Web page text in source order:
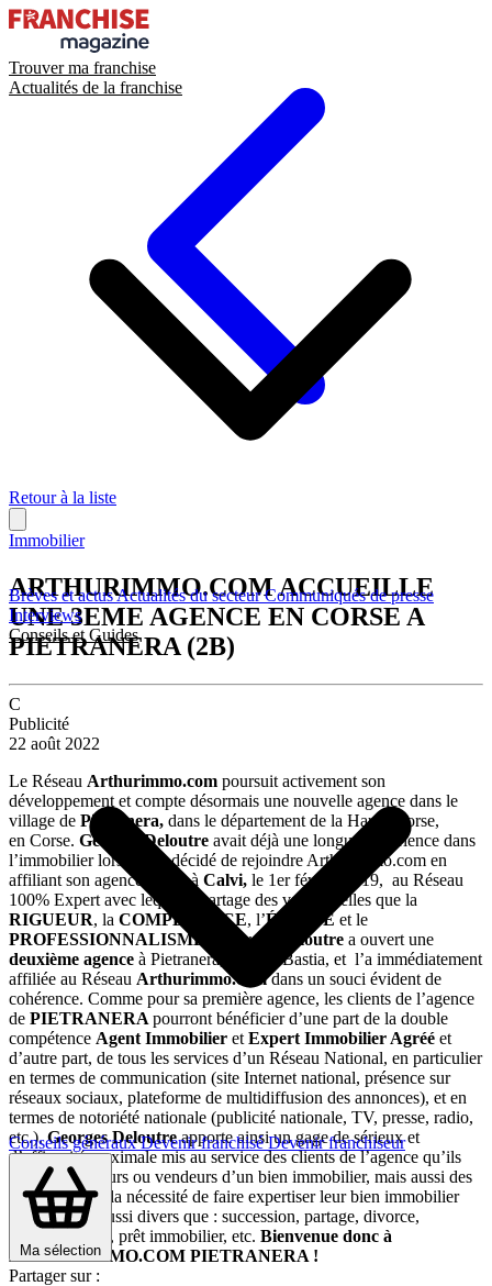
Trouver ma franchise
Actualités de la franchise
Brèves et actusActualités du secteurCommuniqués de presse
Interviews
Conseils et Guides
Conseils générauxDevenir franchiséDevenir franchiseur
Ma sélection
Retour à la liste
Immobilier
ARTHURIMMO.COM ACCUEILLE
UNE 3EME AGENCE EN CORSE A
PIETRANERA (2B)
C
Publicité
22 août 2022
Le Réseau Arthurimmo.com poursuit activement son
développement et compte désormais une nouvelle agence dans le
village de Pietranera, dans le département de la Haute-Corse,
en Corse. Georges Deloutre avait déjà une longue expérience dans
l’immobilier lorsqu’il a décidé de rejoindre Arthurimmo.com en
affiliant son agence située à Calvi, le 1er février 2019, au Réseau
100% Expert avec lequel il partage des valeurs telles que la
RIGUEUR, la COMPÉTENCE, l’ÉQUITÉ et le
PROFESSIONNALISME
Georges Deloutre a ouvert une
deuxième agence à Pietranera, près de Bastia, et l’a immédiatement
affiliée au Réseau Arthurimmo.comdans un souci évident de
cohérence. Comme pour sa première agence, les clients de l’agence
de PIETRANERA pourront bénéficier d’une part de la double
compétence Agent Immobilier et Expert Immobilier Agréé et
d’autre part, de tous les services d’un Réseau National, en particulier
en termes de communication (site Internet national, présence sur
réseaux sociaux, plateforme de multidiffusion des annonces), et en
termes de notoriété nationale (publicité nationale, TV, presse, radio,
etc.).Georges Deloutreapporte ainsi un gage de sérieux et
d’efficacité maximale mis au service des clients de l’agence qu’ils
soient acquéreurs ou vendeurs d’un bien immobilier, mais aussi des
clients qui ont la nécessité de faire expertiser leur bien immobilier
dans des cas aussi divers que : succession, partage, divorce,
déclaration IFI, prêt immobilier, etc. Bienvenue donc à
ARTHURIMMO.COM PIETRANERA !
Partager sur :